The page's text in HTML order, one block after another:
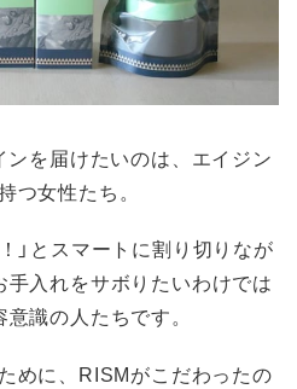
を届けたいのは、エイジン
つ女性たち。
」とスマートに割り切りなが
手入れをサボりたいわけでは
識の人たちです。
めに、RISMがこだわったの